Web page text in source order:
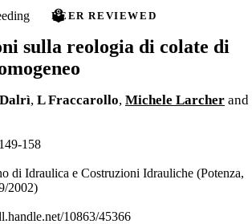
PEER REVIEWED
sulla reologia di colate di
, L Fraccarollo, Michele Larcher and
158
di Idraulica e Costruzioni Idrauliche (Potenza,
2002)
10863/45366